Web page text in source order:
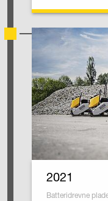
2021
Batteridrevne